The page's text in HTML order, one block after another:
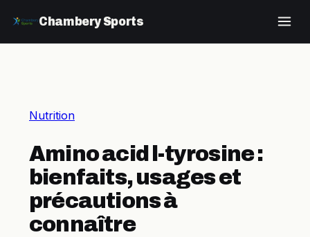
Chambery Sports
Nutrition
Amino acid l-tyrosine :
bienfaits, usages et
précautions à
connaître